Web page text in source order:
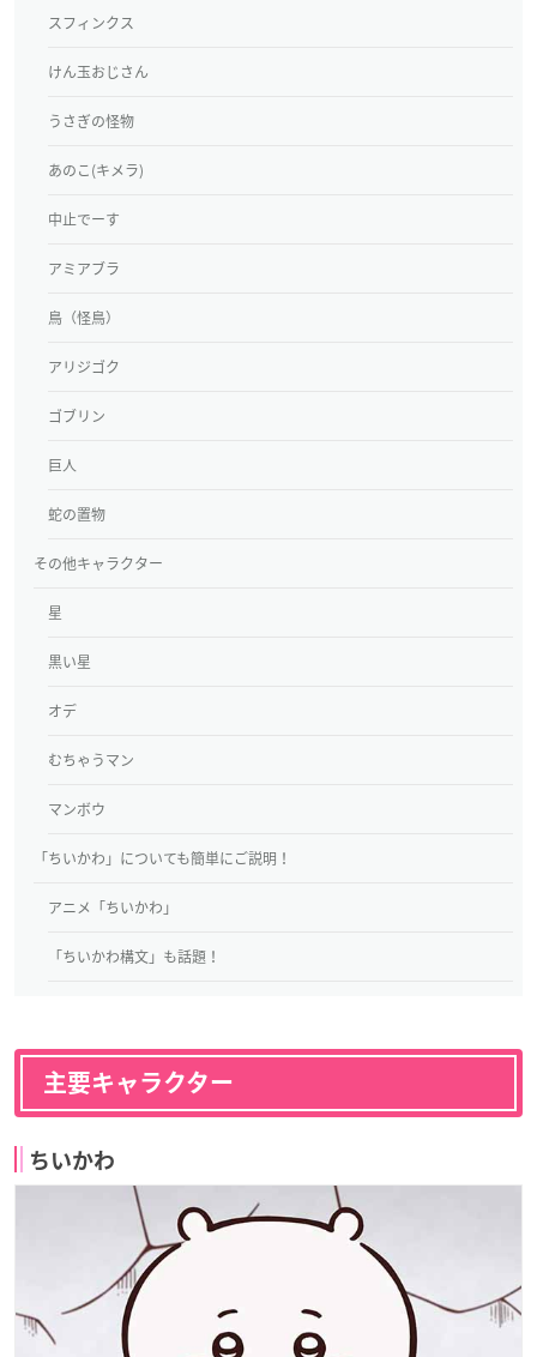
スフィンクス
けん玉おじさん
うさぎの怪物
あのこ(キメラ)
中止でーす
アミアブラ
鳥（怪鳥）
アリジゴク
ゴブリン
巨人
蛇の置物
その他キャラクター
星
黒い星
オデ
むちゃうマン
マンボウ
「ちいかわ」についても簡単にご説明！
アニメ「ちいかわ」
「ちいかわ構文」も話題！
主要キャラクター
ちいかわ